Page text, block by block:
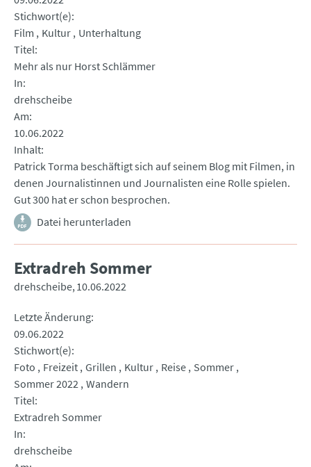
Stichwort(e)
Film
Kultur Unterhaltung
Titel
Mehr als nur Horst Schlämmer
In
drehscheibe
Am
10.06.2022
Inhalt
Patrick Torma beschäftigt sich auf seinem Blog mit Filmen, in
denen Journalistinnen und Journalisten eine Rolle spielen.
Gut 300 hat er schon besprochen.
Datei herunterladen
Extradreh Sommer
drehscheibe 10.06.2022
Letzte Änderung
09.06.2022
Stichwort(e)
Foto
Freizeit Grillen Kultur Reise Sommer
Sommer 2022 Wandern
Titel
Extradreh Sommer
In
drehscheibe